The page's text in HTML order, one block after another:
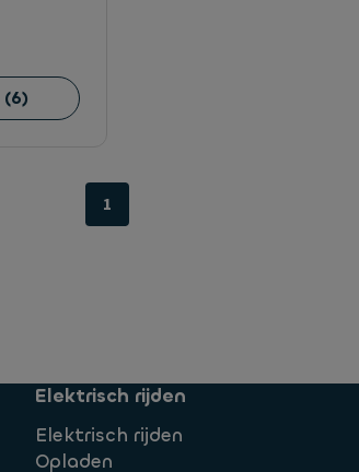
(6)
1
Elektrisch rijden
Elektrisch rijden
Opladen